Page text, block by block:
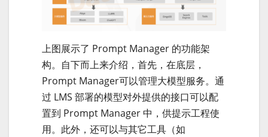
上图展示了 Prompt Manager 的功能架
构。自下而上来介绍，首先，在底层，
Prompt Manager可以管理大模型服务。通
过 LMS 部署的模型对外提供的接口可以配
置到 Prompt Manager 中，供提示工程使
用。此外，还可以与其它工具（如